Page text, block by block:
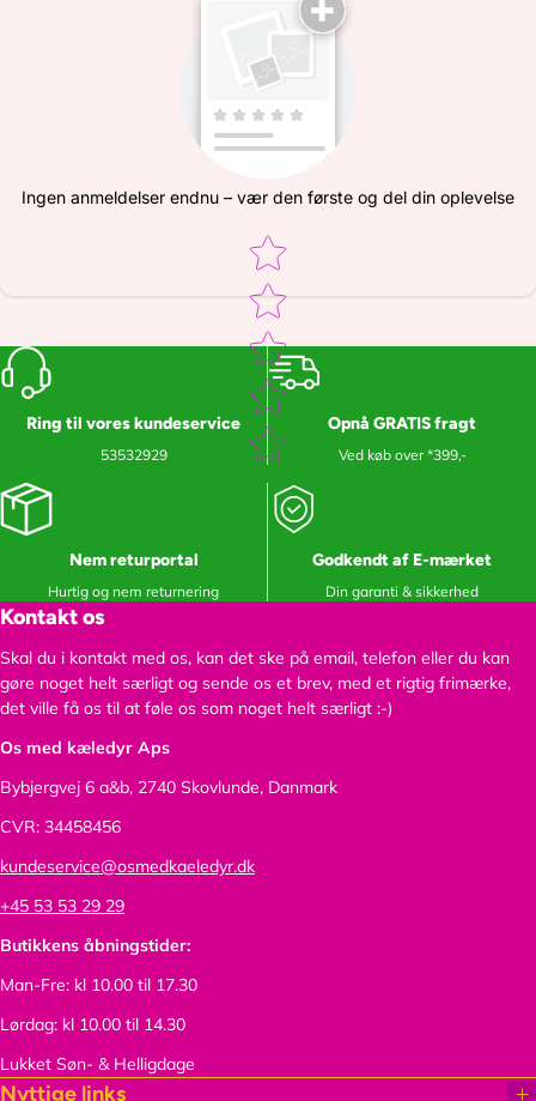
Ingen anmeldelser endnu – vær den første og del din oplevelse
Star rating
Ring til vores kundeservice
53532929
Opnå GRATIS fragt
Ved køb over *399,-
Nem returportal
Hurtig og nem returnering
Godkendt af E-mærket
Din garanti & sikkerhed
Kontakt os
Skal du i kontakt med os, kan det ske på email, telefon eller du kan
gøre noget helt særligt og sende os et brev, med et rigtig frimærke,
det ville få os til at føle os som noget helt særligt :-)
Os med kæledyr Aps
Bybjergvej 6 a&b, 2740 Skovlunde, Danmark
CVR: 34458456
kundeservice@osmedkaeledyr.dk
+45 53 53 29 29
Butikkens åbningstider:
Man-Fre: kl 10.00 til 17.30
Lørdag: kl 10.00 til 14.30
Lukket Søn- & Helligdage
Nyttige links